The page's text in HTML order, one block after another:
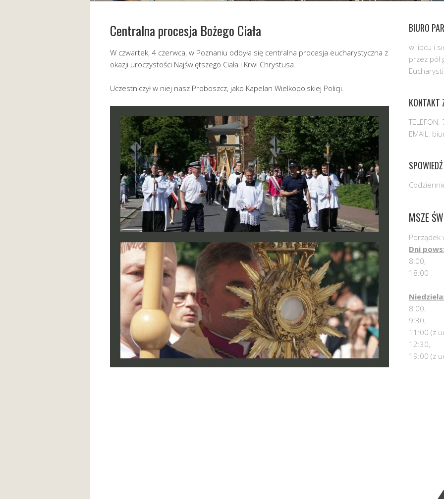
Centralna procesja Bożego Ciała
W czwartek, 4 czerwca, w Poznaniu odbyła się centralna procesja eucharystyczna z
okazji uroczystości Najświętszego Ciała i Krwi Chrystusa.
Uczestniczył w niej nasz Proboszcz, jako Kapelan Wielkopolskiej Policji.
BIURO
w lipcu i
przez
Eucharystii
KONTAKT
EMAIL:
MSZE
Porządek
Dni
8:00,
18:00
Niedziela:
8:00,
9:30,
11:00 (z
12:30,
19:00 (z